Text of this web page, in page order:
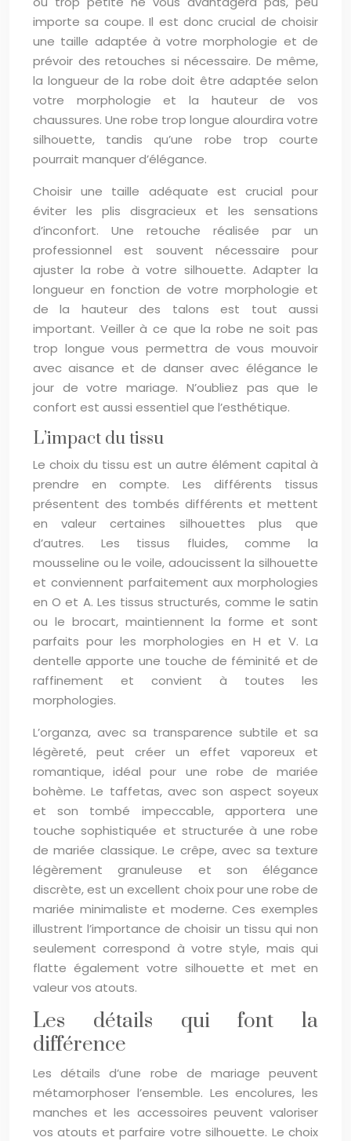
importe sa coupe. Il est donc crucial de choisir
une taille adaptée à votre morphologie et de
prévoir des retouches si nécessaire. De même,
la longueur de la robe doit être adaptée selon
votre morphologie et la hauteur de vos
chaussures. Une robe trop longue alourdira votre
silhouette, tandis qu’une robe trop courte
pourrait manquer d’élégance.
Choisir une taille adéquate est crucial pour
éviter les plis disgracieux et les sensations
d’inconfort. Une retouche réalisée par un
professionnel est souvent nécessaire pour
ajuster la robe à votre silhouette. Adapter la
longueur en fonction de votre morphologie et
de la hauteur des talons est tout aussi
important. Veiller à ce que la robe ne soit pas
trop longue vous permettra de vous mouvoir
avec aisance et de danser avec élégance le
jour de votre mariage. N’oubliez pas que le
confort est aussi essentiel que l’esthétique.
L’impact du tissu
Le choix du tissu est un autre élément capital à
prendre en compte. Les différents tissus
présentent des tombés différents et mettent
en valeur certaines silhouettes plus que
d’autres. Les tissus fluides, comme la
mousseline ou le voile, adoucissent la silhouette
et conviennent parfaitement aux morphologies
en O et A. Les tissus structurés, comme le satin
ou le brocart, maintiennent la forme et sont
parfaits pour les morphologies en H et V. La
dentelle apporte une touche de féminité et de
raffinement et convient à toutes les
morphologies.
L’organza, avec sa transparence subtile et sa
légèreté, peut créer un effet vaporeux et
romantique, idéal pour une robe de mariée
bohème. Le taffetas, avec son aspect soyeux
et son tombé impeccable, apportera une
touche sophistiquée et structurée à une robe
de mariée classique. Le crêpe, avec sa texture
légèrement granuleuse et son élégance
discrète, est un excellent choix pour une robe de
mariée minimaliste et moderne. Ces exemples
illustrent l’importance de choisir un tissu qui non
seulement correspond à votre style, mais qui
flatte également votre silhouette et met en
valeur vos atouts.
Les détails qui font la
différence
Les détails d’une robe de mariage peuvent
métamorphoser l’ensemble. Les encolures, les
manches et les accessoires peuvent valoriser
vos atouts et parfaire votre silhouette. Le choix